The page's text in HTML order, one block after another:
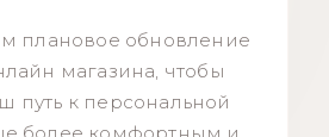
плановое обновление
магазина, чтобы
путь к персональной
более комфортным и